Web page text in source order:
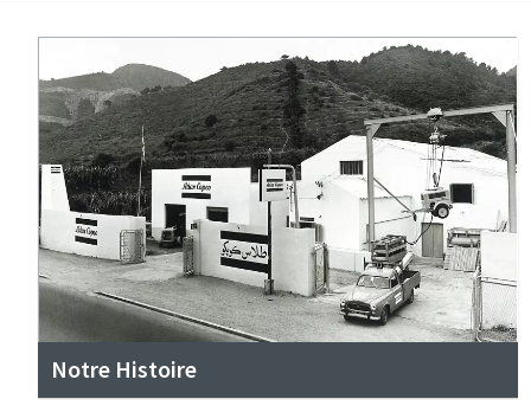
Notre Histoire